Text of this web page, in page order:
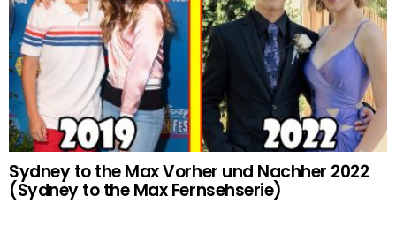
Sydney to the Max Vorher und Nachher 2022
(Sydney to the Max Fernsehserie)